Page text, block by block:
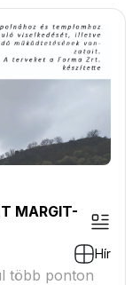
MARGIT-
Hír
több ponton